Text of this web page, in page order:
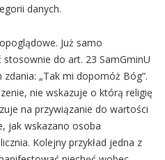
danych.
Już samo
do art. 23 SamGminU
„Tak mi dopomóż Bóg”.
nie wskazuje o którą religię
na przywiązanie do wartości
jak wskazano osoba
Kolejny przykład jedna z